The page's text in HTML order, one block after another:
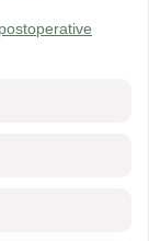
postoperative